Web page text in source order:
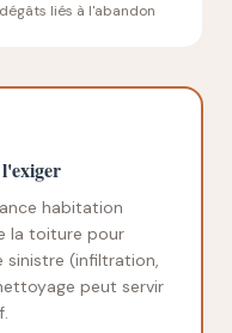
dégâts liés à l'abandon
habitation
la toiture pour
sinistre (infiltration,
peut servir